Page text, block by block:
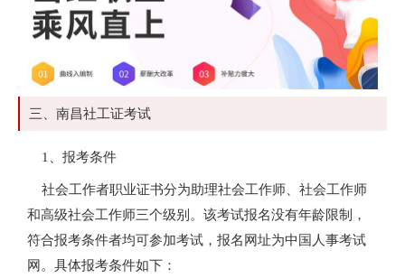
三、南昌社工证考试
1、报考条件
社会工作者职业证书分为助理社会工作师、社会工作师
和高级社会工作师三个级别。该考试报名没有年龄限制，
符合报考条件者均可参加考试，报名网址为中国人事考试
网。具体报考条件如下：